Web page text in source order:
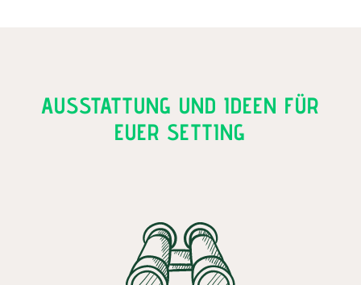
AUSSTATTUNG UND IDEEN FÜR
EUER SETTING